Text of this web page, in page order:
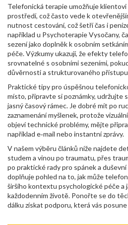
Telefonická terapie umožňuje
prostředí, což často vede k
nutnost cestování, což šetří čas i
například u Psychoterapie Vysočany,
sezení jako doplněk k osobním
péče. Výzkumy ukazují, že efekty
srovnatelné s osobními sezeními,
důvěrnosti a strukturovaného
Praktické tipy pro úspěšnou
místo, připravte si poznámky, udržujte
jasný časový rámec. Je dobré mít po
zaznamenání myšlenek, protože
objeví technické problémy, mějte
například e‑mail nebo instantní zprávy.
V našem výběru článků níže najdete
studem a vinou po traumatu, přes
po praktické rady pro spánek a
doplňuje pohled na to, jak může
širšího kontextu psychologické péče a
každodenním životě. Ponořte se do
dálku získat podporu, která vás posune